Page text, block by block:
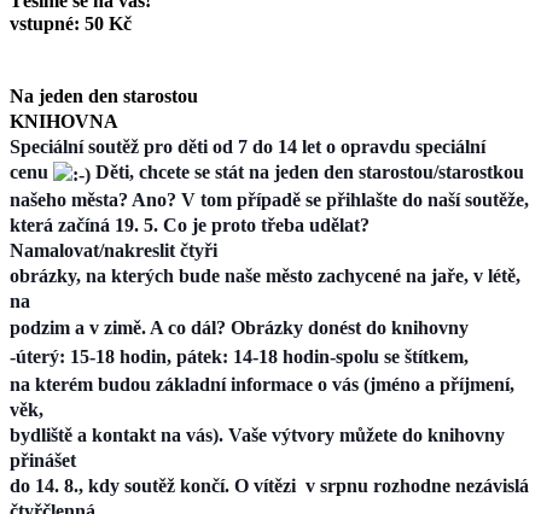
vstupné: 50 Kč
Na jeden den starostou
KNIHOVNA
Speciální soutěž pro děti od 7 do 14 let o opravdu speciální
cenu
Děti, chcete se stát na jeden den starostou/starostkou
našeho města? Ano? V tom případě se přihlašte do naší soutěže,
která začíná 19. 5. Co je proto třeba udělat?
Namalovat/nakreslit čtyři
obrázky, na kterých bude naše město zachycené na jaře, v létě,
na
podzim a v zimě. A co dál? Obrázky donést do knihovny
-úterý: 15-18 hodin, pátek: 14-18 hodin-spolu se štítkem,
na kterém budou základní informace o vás (jméno a příjmení,
věk,
bydliště a kontakt na vás). Vaše výtvory můžete do knihovny
přinášet
do 14. 8., kdy soutěž končí. O vítězi v srpnu rozhodne nezávislá